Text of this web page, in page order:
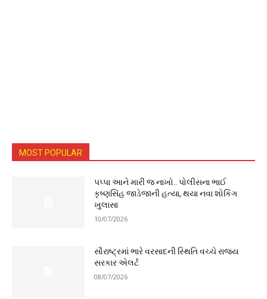
MOST POPULAR
પપ્પા આને મારી જ નાખો.. પોલીસના ભાઈ
કૃષ્ણસિંહ જાડેજાની હત્યા, થયા નવા શોકિંગ
ખુલાસા
10/07/2026
સૌરાષ્ટ્રમાં ભારે વરસાદની સ્થિતિ વચ્ચે રાજ્ય
સરકાર એલર્ટ
08/07/2026